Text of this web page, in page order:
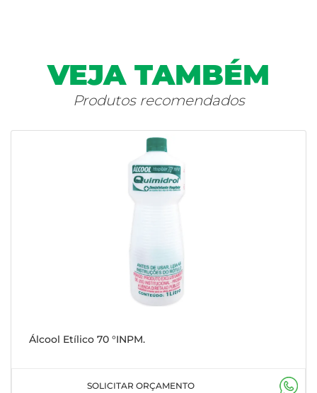
VEJA TAMBÉM
Produtos recomendados
Álcool Etílico 70 °INPM.
SOLICITAR ORÇAMENTO